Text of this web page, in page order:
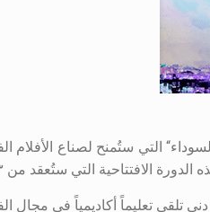
السوداء“ التي ستُمنح لصناع
تلقى تعليماً أكاديمياً في مجال